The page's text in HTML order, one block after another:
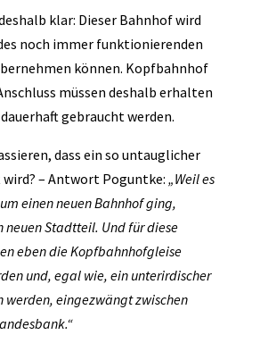
klar: Dieser Bahnhof wird
noch immer funktionierenden
können. Kopfbahnhof
müssen deshalb erhalten
gebraucht werden.
dass ein so untauglicher
– Antwort Poguntke: „Weil es
einen neuen Bahnhof ging,
neuen Stadtteil. Und für diese
eben die Kopfbahnhofgleise
und, egal wie, ein unterirdischer
werden, eingezwängt zwischen